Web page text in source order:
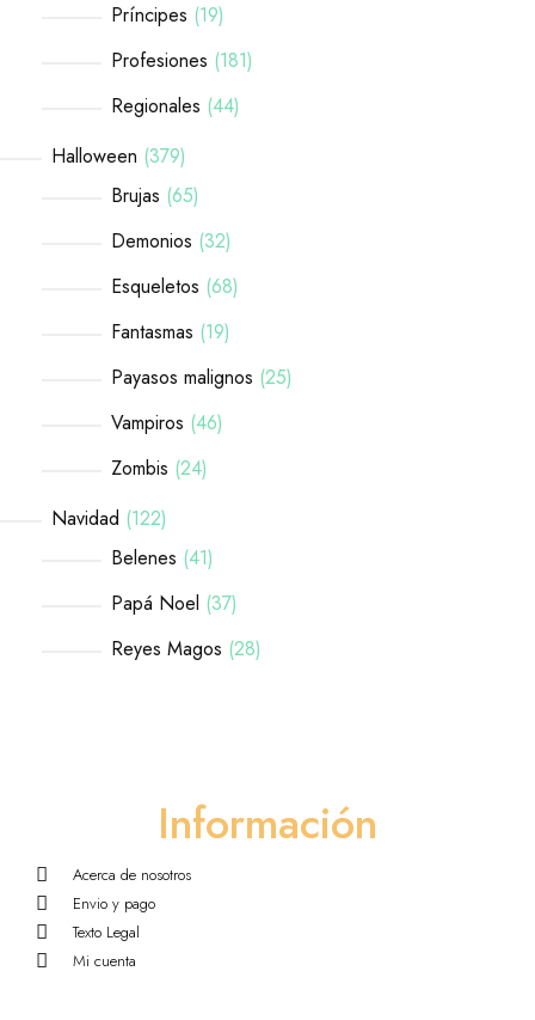
Príncipes 19
Profesiones 181
Regionales 44
Halloween 379
Brujas 65
Demonios 32
Esqueletos 68
Fantasmas 19
Payasos malignos 25
Vampiros 46
Zombis 24
Navidad 122
Belenes 41
Papá Noel 37
Reyes Magos 28
Información
Acerca de nosotros
Envio y pago
Texto Legal
Mi cuenta